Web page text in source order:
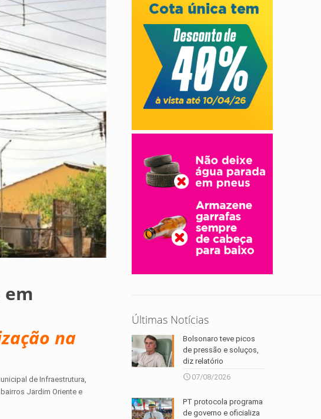
em
na
de Infraestrutura,
Jardim Oriente e
Últimas Notícias
Bolsonaro teve picos
de pressão e soluços,
diz relatório
07/08/2026
PT protocola programa
de governo e oficializa